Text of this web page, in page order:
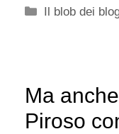
Categorie
Il blob dei
Ma
Piroso